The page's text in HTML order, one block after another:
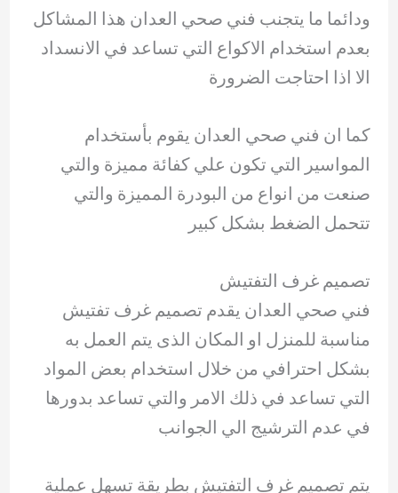
ودائما ما يتجنب فني صحي العدان هذا المشاكل
بعدم استخدام الاكواع التي تساعد في الانسداد
الا اذا احتاجت الضرورة
كما ان فني صحي العدان يقوم بأستخدام
المواسير التي تكون علي كفائة مميزة والتي
صنعت من انواع من البودرة المميزة والتي
تتحمل الضغط بشكل كبير
تصميم غرف التفتيش
فني صحي العدان يقدم تصميم غرف تفتيش
مناسبة للمنزل او المكان الذى يتم العمل به
بشكل احترافي من خلال استخدام بعض المواد
التي تساعد في ذلك الامر والتي تساعد بدورها
في عدم الترشيج الي الجوانب
يتم تصميم غرف التفتيش بطريقة تسهل عملية